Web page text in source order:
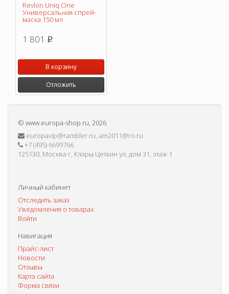
Revlon Uniq One
Универсальная спрей-
маска 150 мл
1 801 p
В корзину
Отложить
© www.europa-shop.ru, 2026
europavip@rambler.ru, am2011@ro.ru
+7 (495) 6699766
125130, Москва г, Клары Цеткин ул, дом 31, этаж 1
Личный кабинет
Отследить заказ
Уведомления о товарах
Войти
Навигация
Прайс-лист
Новости
Отзывы
Карта сайта
Форма связи